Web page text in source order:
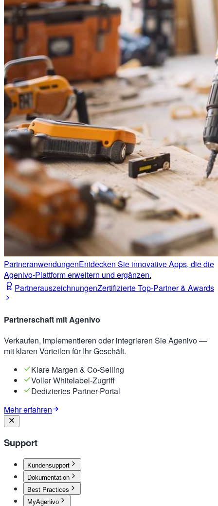
PartneranwendungenEntdecken Sie innovative Apps, die die
Agenivo-Plattform erweitern und ergänzen.
PartnerauszeichnungenZertifizierte Top-Partner & Awards
Partnerschaft mit Agenivo
Verkaufen, implementieren oder integrieren Sie Agenivo —
mit klaren Vorteilen für Ihr Geschäft.
Klare Margen & Co-Selling
Voller Whitelabel-Zugriff
Dediziertes Partner-Portal
Mehr erfahren
Support
Kundensupport
Dokumentation
Best Practices
MyAgenivo